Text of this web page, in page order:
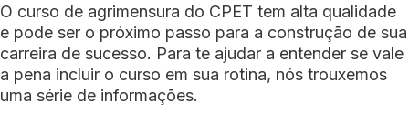
O curso de agrimensura do CPET tem alta qualidade
e pode ser o próximo passo para a construção de sua
carreira de sucesso. Para te ajudar a entender se vale
a pena incluir o curso em sua rotina, nós trouxemos
uma série de informações.